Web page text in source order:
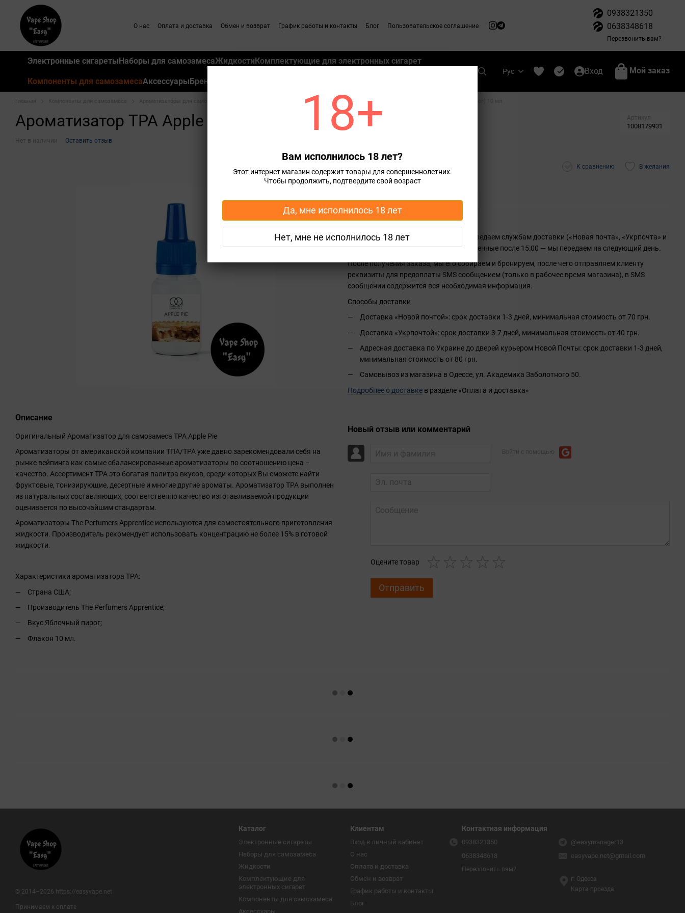
Перейти к основному контенту
О нас Оплата и доставка Обмен и возврат График работы и контакты Блог Пользовательское соглашение
0938321350
0638348618
Перезвонить вам?
Электронные сигаретыНаборы для самозамесаЖидкостиКомплектующие для электронных сигарет
Компоненты для самозамесаАксессуарыБренды
Рус Вход Мой заказ
Ароматизаторы для самозамеса Ароматизаторы The Perfumer`s Apprentice Ароматизатор TPA Apple Pie (Яблочный пирог) 10 мл
Ароматизатор TPA Apple Pie (Яблочный пирог) 10 мл Артикул
1008179931
Нет в наличии Оставить отзыв
Описание
Оригинальный Ароматизатор для самозамеса TPA Apple Pie
Ароматизаторы от американской компании ТПА/TPA уже давно зарекомендовали себя на
рынке вейпинга как самые сбалансированные ароматизаторы по соотношению цена –
качество. Ассортимент TPA это богатая палитра вкусов, среди которых Вы сможете найти
фруктовые, тонизирующие, десертные и многие другие ароматы. Ароматизатор TPA выполнен
из натуральных составляющих, соответственно качество изготавливаемой продукции
оценивается по высочайшим стандартам.
Ароматизаторы The Perfumers Apprentice используются для самостоятельного приготовления
жидкости. Производитель рекомендует использовать концентрацию не более 15% в готовой
жидкости.
Характеристики ароматизатора TPA:
Страна США;
Производитель The Perfumers Apprentice;
Вкус Яблочный пирог;
Флакон 10 мл.
55 грн К сравнению В желания
Сообщить, когда появится
Доставка Оплата
Заказы, оформленные до 15:00, мы передаем службам доставки («Новая почта», «Укрпочта» и
другие) в тот же день. Заказы, оформленные после 15:00 — мы передаем на следующий день.
После получения заказа, мы его собираем и бронируем, после чего отправляем клиенту
реквизиты для предоплаты SMS сообщением (только в рабочее время магазина), в SMS
сообщении содержится вся необходимая информация.
Способы доставки
Доставка «Новой почтой»: срок доставки 1-3 дней, минимальная стоимость от 70 грн.
Доставка «Укрпочтой»: срок доставки 3-7 дней, минимальная стоимость от 40 грн.
Адресная доставка по Украине до дверей курьером Новой Почты: срок доставки 1-3 дней,
минимальная стоимость от 80 грн.
Самовывоз из магазина в Одессе, ул. Академика Заболотного 50.
Подробнее о доставке в разделе «Оплата и доставка»
Новый отзыв или комментарий
Оцените товар
Отправить
© 2014–2026 https://easyvape.net
Принимаем к оплате
Каталог
Электронные сигареты
Наборы для самозамеса
Жидкости
Комплектующие для
электронных сигарет
Компоненты для самозамеса
Аксессуары
Клиентам
Вход в личный кабинет
О нас
Оплата и доставка
Обмен и возврат
График работы и контакты
Блог
Контактная информация
0938321350
0638348618
Перезвонить вам?
@easymanager13
easyvape.net@gmail.com
г. Одесса
Карта проезда
18+
Вам исполнилось 18 лет?
Этот интернет магазин содержит товары для совершеннолетних.
Чтобы продолжить, подтвердите свой возраст
Да, мне исполнилось 18 лет
Нет, мне не исполнилось 18 лет